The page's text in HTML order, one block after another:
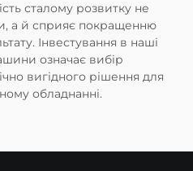
сталому розвитку не
а й сприяє покращенню
Інвестування в наші
означає вибір
вигідного рішення для
обладнанні.